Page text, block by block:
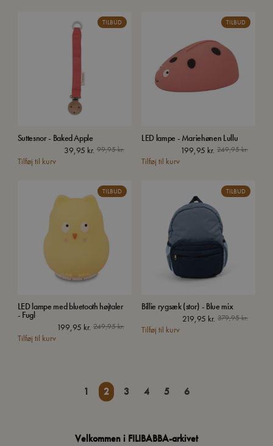
TILBUD
Suttesnor - Baked Apple
99,95kr.
39,95 kr.
Tilføj til kurv
TILBUD
LED lampe - Mariehønen Lullu
249,95kr.
199,95 kr.
Tilføj til kurv
TILBUD
LED lampe med bluetooth højtaler
- Fugl
249,95kr.
199,95 kr.
Tilføj til kurv
TILBUD
Billie rygsæk (stor) - Blue mix
379,95kr.Den
219,95 kr.
Den
Tilføj til kurv
1 2 3 4 5 6
Velkommen i FILIBABBA-arkivet